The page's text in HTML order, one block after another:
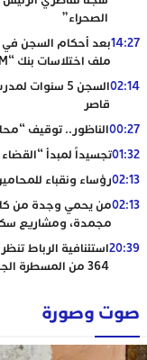
الصحراء”
14:27بعد أحكام السجن في
ملف اختلاسات بنك “UBM” بتطوان
02:14
السجن 5
قاصر
00:27الناظور.. توقيف
01:32تجسيداً لمبدأ
02:13رؤساء ونقباء
02:13من يحمي وجدة من
مجمدة، ومشاريع
20:39استئنافية الرباط
364 من المسطرة الجنائية
صوت وصورة